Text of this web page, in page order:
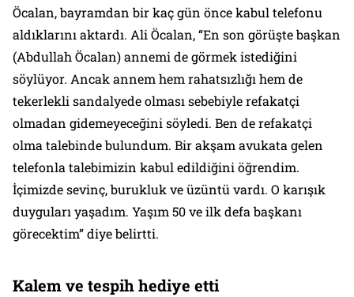
Öcalan, bayramdan bir kaç gün önce kabul telefonu
aldıklarını aktardı. Ali Öcalan, “En son görüşte başkan
(Abdullah Öcalan) annemi de görmek istediğini
söylüyor. Ancak annem hem rahatsızlığı hem de
tekerlekli sandalyede olması sebebiyle refakatçi
olmadan gidemeyeceğini söyledi. Ben de refakatçi
olma talebinde bulundum. Bir akşam avukata gelen
telefonla talebimizin kabul edildiğini öğrendim.
İçimizde sevinç, burukluk ve üzüntü vardı. O karışık
duyguları yaşadım. Yaşım 50 ve ilk defa başkanı
görecektim” diye belirtti.
Kalem ve tespih hediye etti